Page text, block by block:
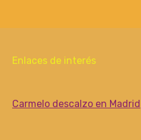
Enlaces de interés
Carmelo descalzo en Madrid